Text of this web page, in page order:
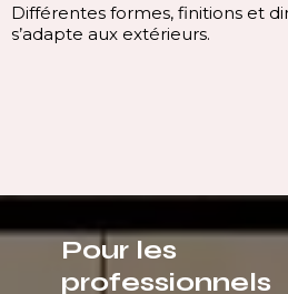
Différentes formes, finitions et
s’adapte aux extérieurs.
Pour les
professionnels